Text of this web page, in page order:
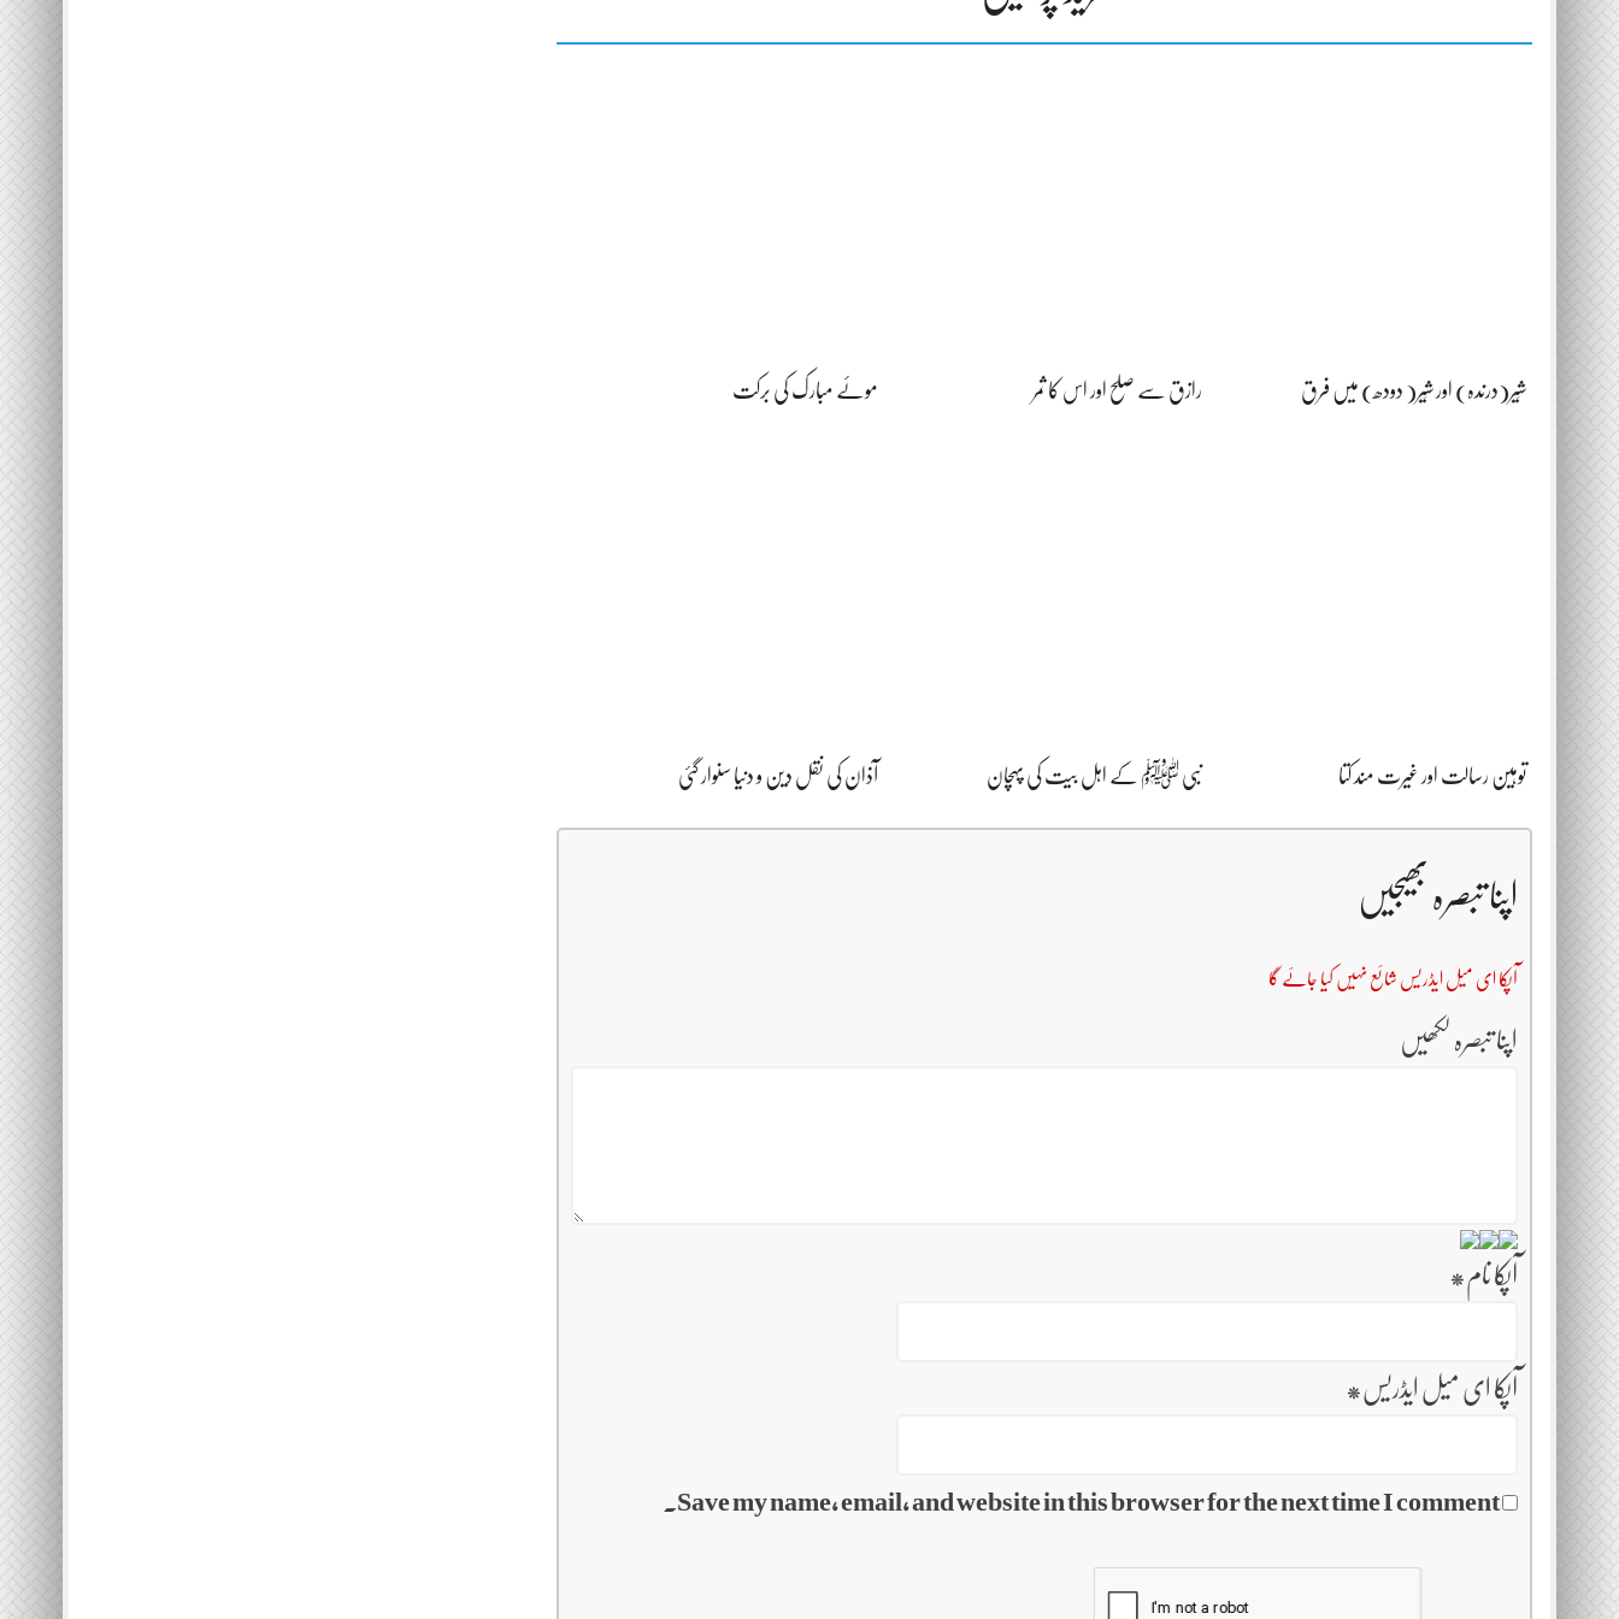
شَیر(درندہ) اور شِیر( دودھ) میں فرق رازق سے صلح اور اس کا ثمر موئے مبارک کی برکت
توہین رسالت اور غیرت مند کتا نبی ﷺ کے اہل بیت کی پہچان آذان کی نقل دین و دنیا سنوار گئی
اپنا تبصرہ بھیجیں
آپکا ای میل ایڈریس شائع نہیں کیا جائے گا
اپنا تبصرہ لکھیں
آپکا نام *
آپکا ای میل ایڈریس *
Save my name, email, and website in this browser for the next time I comment.